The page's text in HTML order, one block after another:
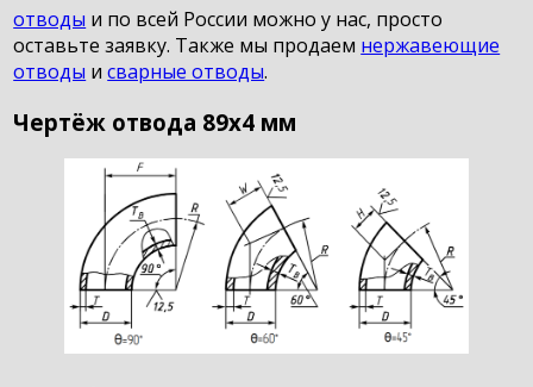
отводы и по всей России можно у нас, просто
оставьте заявку. Также мы продаем нержавеющие
отводы исварные отводы.
Чертёж отвода 89х4 мм